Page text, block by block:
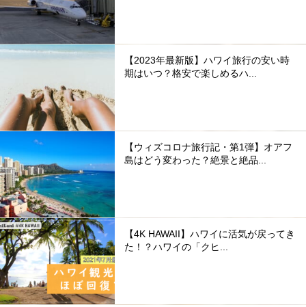
【2023年最新版】ハワイ旅行の安い時
期はいつ？格安で楽しめるハ...
【ウィズコロナ旅行記・第1弾】オアフ
島はどう変わった？絶景と絶品...
【4K HAWAII】ハワイに活気が戻ってき
た！？ハワイの「クヒ...